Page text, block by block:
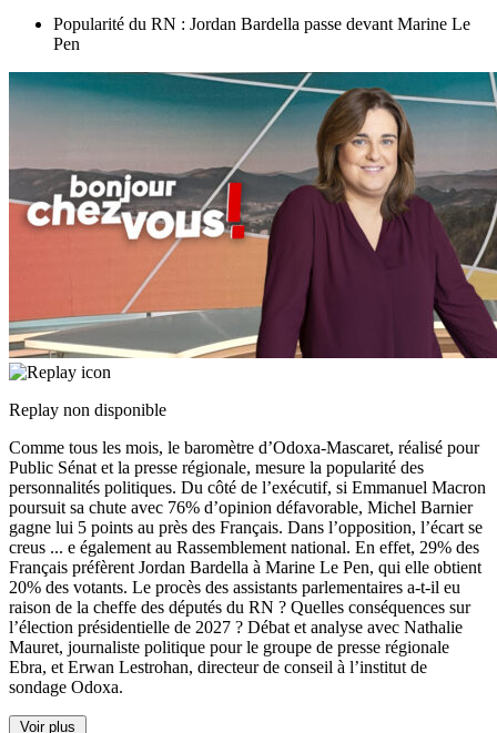
Popularité du RN : Jordan Bardella passe devant Marine Le
Pen
Replay non disponible
Comme tous les mois, le baromètre d’Odoxa-Mascaret, réalisé pour
Public Sénat et la presse régionale, mesure la popularité des
personnalités politiques. Du côté de l’exécutif, si Emmanuel Macron
poursuit sa chute avec 76% d’opinion défavorable, Michel Barnier
gagne lui 5 points au près des Français. Dans l’opposition, l’écart se
creus ... e également au Rassemblement national. En effet, 29% des
Français préfèrent Jordan Bardella à Marine Le Pen, qui elle obtient
20% des votants. Le procès des assistants parlementaires a-t-il eu
raison de la cheffe des députés du RN ? Quelles conséquences sur
l’élection présidentielle de 2027 ? Débat et analyse avec Nathalie
Mauret, journaliste politique pour le groupe de presse régionale
Ebra, et Erwan Lestrohan, directeur de conseil à l’institut de
sondage Odoxa.
Voir plus